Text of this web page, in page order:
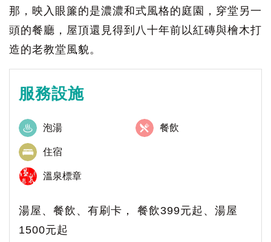
那，映入眼簾的是濃濃和式風格的庭園，穿堂另一
頭的餐廳，屋頂還見得到八十年前以紅磚與檜木打
造的老教堂風貌。
服務設施
泡湯 餐飲
住宿
溫泉標章
湯屋、餐飲、有刷卡， 餐飲399元起、湯屋
1500元起